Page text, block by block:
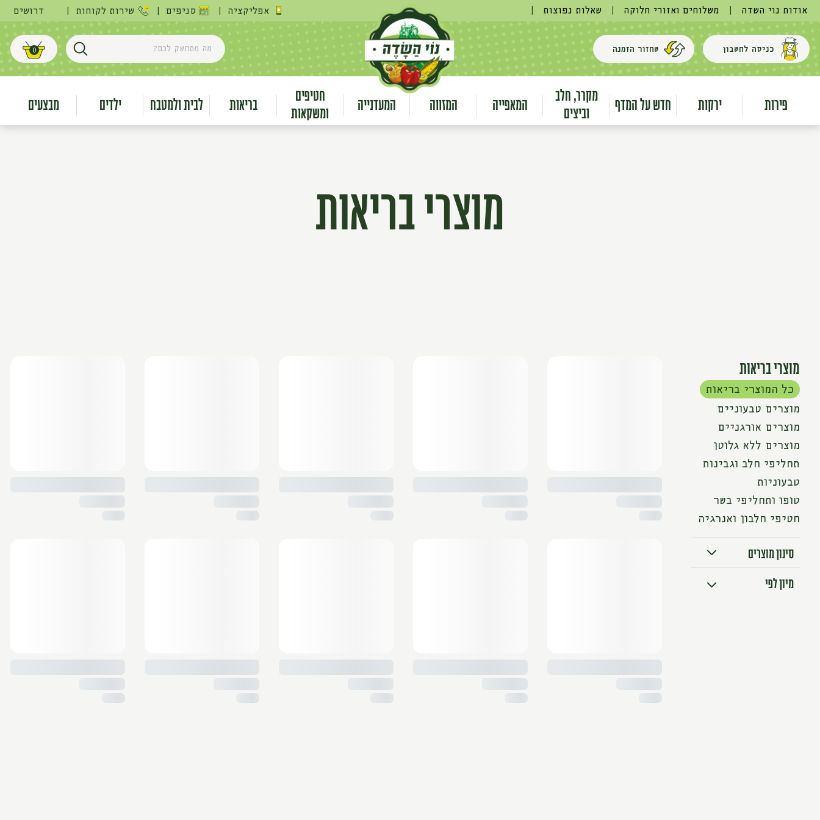
אודות נוי השדה משלוחים ואזורי חלוקה שאלות נפוצות דרושים שירות לקוחות סניפים אפליקציה
כניסה לחשבון שחזור הזמנה
מה מתחשק לכם?
חפש עגלת קניות
0
פירות ירקות חדש על המדף
מקרר, חלב
וביצים
המאפייה המזווה המעדנייה
חטיפים
ומשקאות
בריאות לבית ולמטבח ילדים מבצעים
מוצרי בריאות
מוצרי בריאות
כל המוצרי בריאות
מוצרים טבעוניים
מוצרים אורגניים
מוצרים ללא גלוטן
תחליפי חלב וגבינות
טבעוניות
טופו ותחליפי בשר
חטיפי חלבון ואנרגיה
סינון מוצרים
מיון לפי